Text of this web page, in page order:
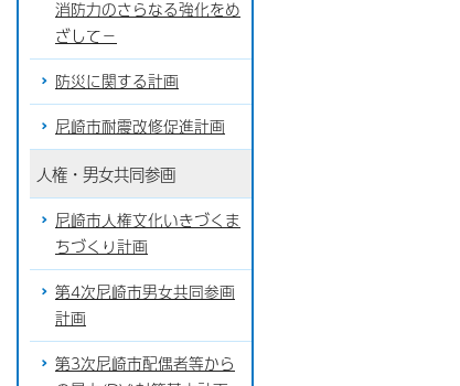
消防力のさらなる強化をめ
ざして－
防災に関する計画
尼崎市耐震改修促進計画
人権・男女共同参画
尼崎市人権文化いきづくま
ちづくり計画
第4次尼崎市男女共同参画
計画
第3次尼崎市配偶者等から